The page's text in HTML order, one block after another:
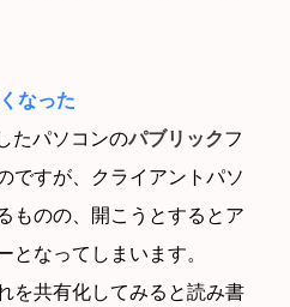
なった
たパソコンのパブリックフ
ですが、クライアントパソ
ものの、開こうとするとア
となってしまいます。
を共有化してみると読み書